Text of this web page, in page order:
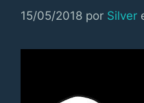
15/05/2018 por Silver